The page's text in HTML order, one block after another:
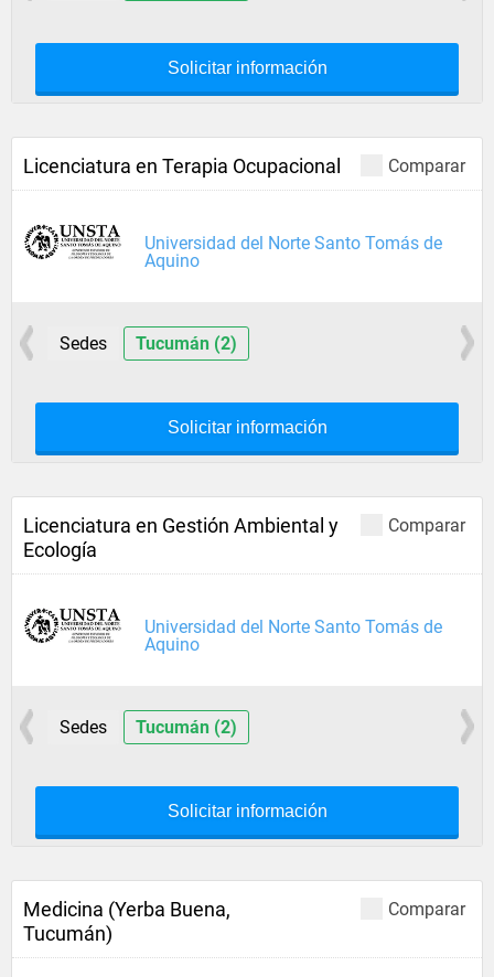
Solicitar información
Comparar
Licenciatura en Terapia Ocupacional
Universidad del Norte Santo Tomás de
Aquino
Sedes Tucumán (2)
Solicitar información
Comparar
Licenciatura en Gestión Ambiental y
Ecología
Universidad del Norte Santo Tomás de
Aquino
Sedes Tucumán (2)
Solicitar información
Comparar
Medicina (Yerba Buena,
Tucumán)